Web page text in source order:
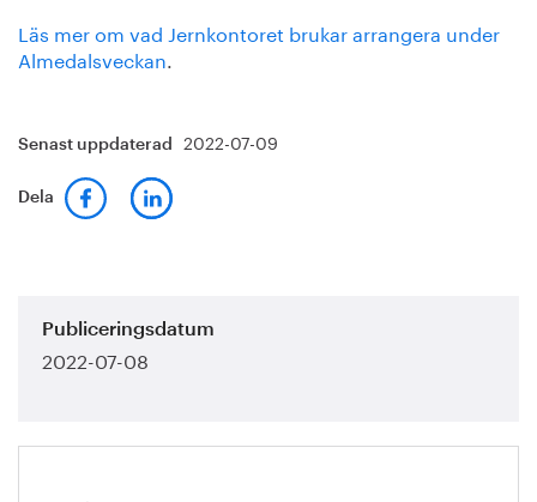
Läs mer om vad Jernkontoret brukar arrangera under
Almedalsveckan.
Senast uppdaterad 2022-07-09
Dela
Publiceringsdatum
2022-07-08